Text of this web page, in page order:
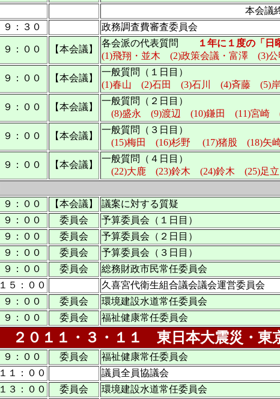
本会議
９：３０ 政務調査費審査委員会
９：００ 【本会議】
各会派の代表質問
１年に１度の「日
(1)飛翔・並木 (2)政策会議・富澤 (3)
９：００ 【本会議】
一般質問（１日目）
(1)春山 (2)石田 (3)石川 (4)斉藤 (5)
９：００ 【本会議】
一般質問（２日目）
(8)盛永
(9)渡辺 (10)鎌田 (11)宮崎
９：００ 【本会議】
一般質問（３日目）
(15)梅田 (16)杉野
(17)猪股 (18)矢
９：００ 【本会議】
一般質問（４日目）
(22)大鹿 (23)鈴木 (24)鈴木 (25)足
９：００ 【本会議】 議案に対する質疑
９：００ 委員会 予算委員会（１日目）
９：００ 委員会 予算委員会（２日目）
９：００ 委員会 予算委員会（３日目）
９：００ 委員会 総務財政市民常任委員会
１５：００
久喜宮代衛生組合議会議会運営委員会
９：００ 委員会 環境建設水道常任委員会
９：００ 委員会 福祉健康常任委員会
２０１１・３・１１ 東日本大震災・東
９：００ 委員会 福祉健康常任委員会
１１：００ 議員全員協議会
１３：００ 委員会 環境建設水道常任委員会